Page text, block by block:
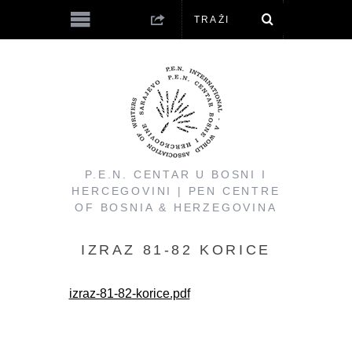
P.E.N. CENTAR U BOSNI I
HERCEGOVINI | PEN CENTRE
OF BOSNIA & HERZEGOVINA
IZRAZ 81-82 KORICE
izraz-81-82-korice.pdf